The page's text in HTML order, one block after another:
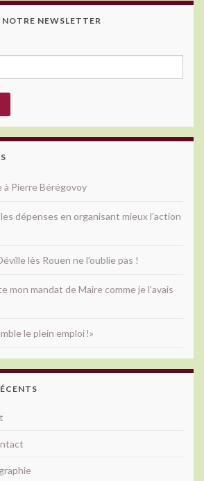
NEWSLETTER
à Pierre Bérégovoy
dépenses en organisant mieux l’action
lès Rouen ne l’oublie pas !
mon mandat de Maire comme je l’avais
le plein emploi !»